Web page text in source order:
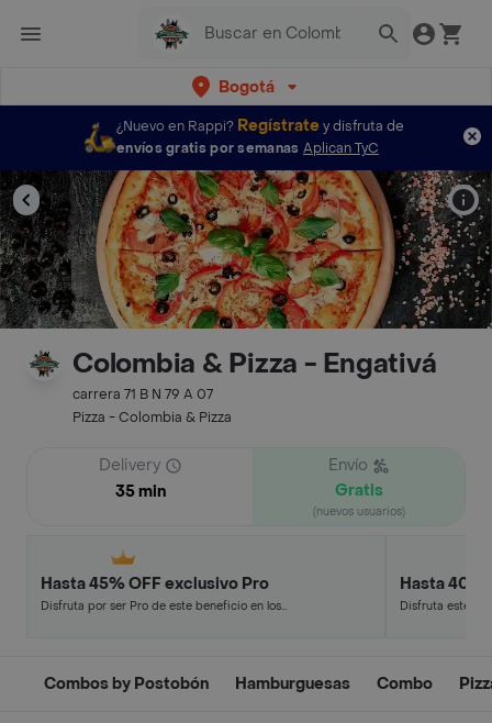
Bogotá
¿Nuevo en Rappi? Regístratey disfruta de
envíos gratis por semanas Aplican TyC
Colombia & Pizza - Engativá
carrera 71 B N 79 A 07
Pizza - Colombia & Pizza
Delivery
35 min
Envío
Gratis
(nuevos usuarios)
Hasta 45% OFF exclusivo Pro
Disfruta por ser Pro de este beneficio en los
Hasta 40%
Disfruta este
Combos by Postobón Hamburguesas Combo